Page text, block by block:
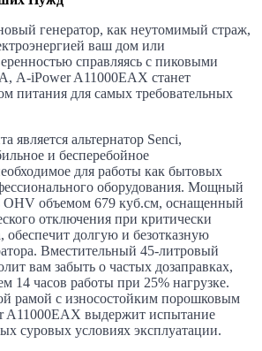
генератор, как неутомимый страж,
ваш дом или
справляясь с пиковыми
A-iPower A11000EAX станет
питания для самых требовательных
является альтернатор Senci,
и бесперебойное
для работы как бытовых
оборудования. Мощный
OHV объемом 679 куб.см, оснащенный
отключения при критически
обеспечит долгую и безотказную
Вместительный 45-литровый
вам забыть о частых дозаправках,
14 часов работы при 25% нагрузке.
рамой с износостойким порошковым
A11000EAX выдержит испытание
суровых условиях эксплуатации.